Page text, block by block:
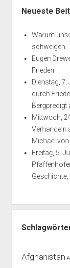
Neueste
Warum
schweigen
Eugen
Frieden
Dienstag, 7.
durch
Bergpredigt
Mittwoch,
Verhandeln
Michael
Freitag, 5.
Afghanistan